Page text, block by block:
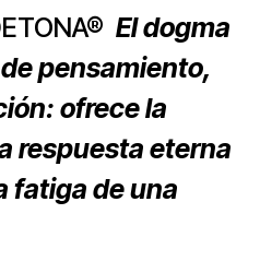
El dogma
pensamiento,
ofrece la
respuesta eterna
fatiga de una